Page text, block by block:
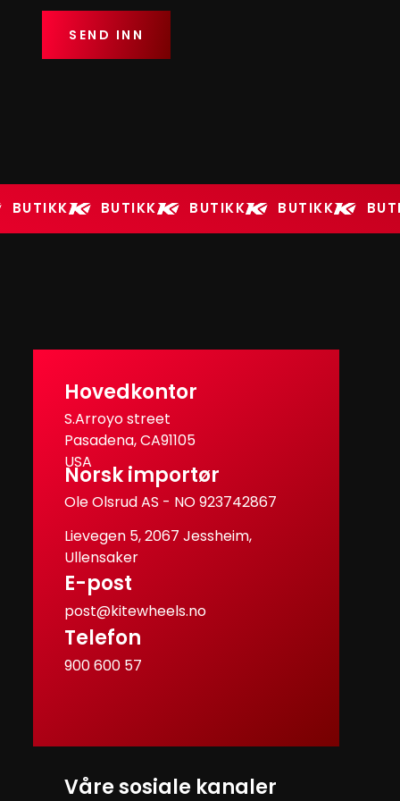
BUTIKK BUTIKK BUTIKK BUTIKK
Hovedkontor
S.Arroyo street
Pasadena, CA91105
USA
Norsk importør
Ole Olsrud AS - NO 923742867
Lievegen 5, 2067 Jessheim,
Ullensaker
E-post
post@kitewheels.no
Telefon
900 600 57
Våre sosiale kanaler